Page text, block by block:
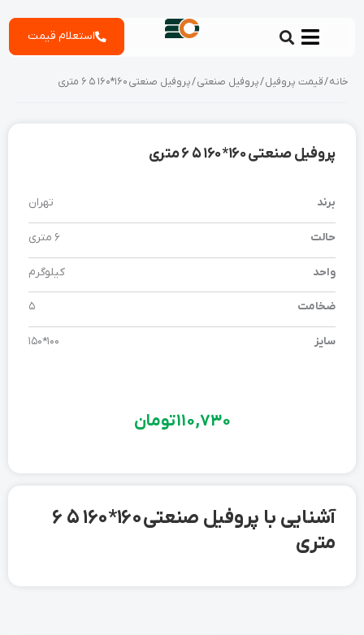
استعلام قیمت
خانه/قیمت پروفیل/پروفیل صنعتی/ پروفیل صنعتی 160*160 5 6 متری
پروفیل صنعتی 160*160 5 6 متری
برند تهران
حالت 6 متری
واحد کیلوگرم
ضخامت 5
سایز 100*150
110,730تومان
آشنایی با پروفیل صنعتی 160*160 5 6
متری